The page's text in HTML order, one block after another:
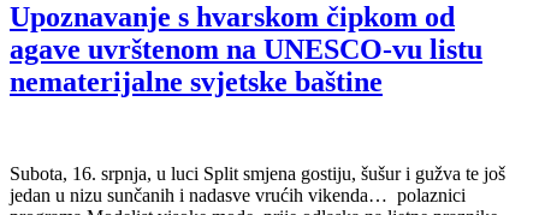
Upoznavanje s hvarskom čipkom od
agave uvrštenom na UNESCO-vu listu
nematerijalne svjetske baštine
Subota, 16. srpnja, u luci Split smjena gostiju, šušur i gužva te još
jedan u nizu sunčanih i nadasve vrućih vikenda… polaznici